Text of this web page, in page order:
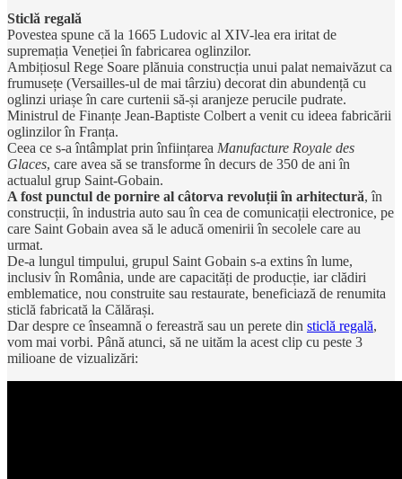
Sticlă regală
Povestea spune că la 1665 Ludovic al XIV-lea era iritat de
supremația Veneției în fabricarea oglinzilor.
Ambițiosul Rege Soare plănuia construcția unui palat nemaivăzut ca
frumusețe (Versailles-ul de mai târziu) decorat din abundență cu
oglinzi uriașe în care curtenii să-și aranjeze perucile pudrate.
Ministrul de Finanțe Jean-Baptiste Colbert a venit cu ideea fabricării
oglinzilor în Franța.
Ceea ce s-a întâmplat prin înființarea Manufacture Royale des
Glaces, care avea să se transforme în decurs de 350 de ani în
actualul grup Saint-Gobain.
A fost punctul de pornire al câtorva revoluții în arhitectură, în
construcții, în industria auto sau în cea de comunicații electronice, pe
care Saint Gobain avea să le aducă omenirii în secolele care au
urmat.
De-a lungul timpului, grupul Saint Gobain s-a extins în lume,
inclusiv în România, unde are capacități de producție, iar clădiri
emblematice, nou construite sau restaurate, beneficiază de renumita
sticlă fabricată la Călărași.
Dar despre ce înseamnă o fereastră sau un perete din sticlă regală,
vom mai vorbi. Până atunci, să ne uităm la acest clip cu peste 3
milioane de vizualizări: